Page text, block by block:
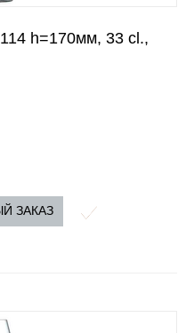
h=170мм, 33 cl.,
ЗАКАЗ